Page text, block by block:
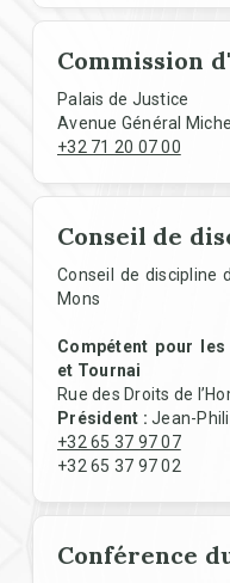
Commission
Palais de Justice
Avenue Général
+32 71 20 07 00
Conseil de
Conseil de discipline
Mons
Compétent pour
et Tournai
Rue des Droits de
Président : Jean-
+32 65 37 97 07
+32 65 37 97 02
Conférence